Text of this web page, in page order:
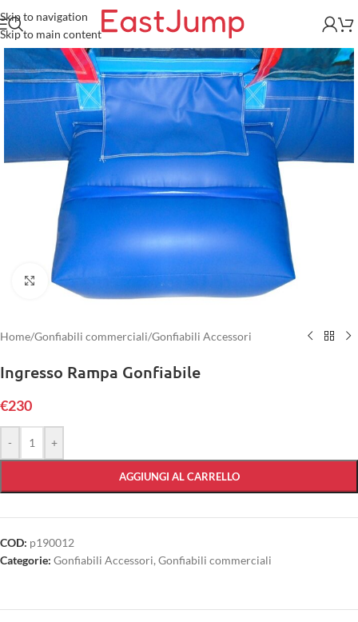
Skip to navigation
Skip to main content
Click to enlarge
Home/Gonfiabili commerciali/Gonfiabili Accessori
Ingresso Rampa Gonfiabile
€230
- +
AGGIUNGI AL CARRELLO
COD: p190012
Categorie: Gonfiabili Accessori, Gonfiabili commerciali